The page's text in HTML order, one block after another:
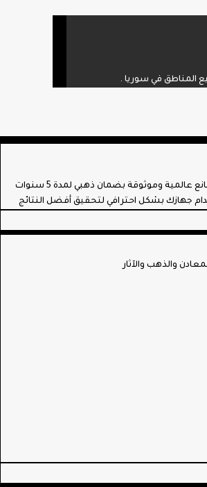
المناطق في سوريا .
, تقدم شركتنا أجهزة أصلية الصنع 100% من مصانع عالمية وموثوقة بضمان ذهبي لمدة 5 سنوات
جهازك بشكل احترافي لتحقيق أفضل النتائج